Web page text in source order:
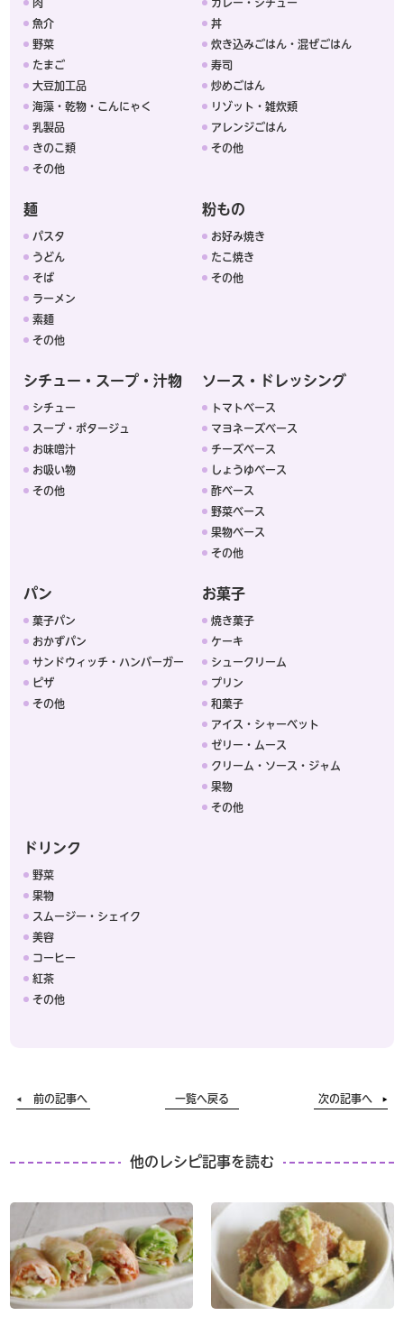
肉
魚介
野菜
たまご
大豆加工品
海藻・乾物・こんにゃく
乳製品
きのこ類
その他
カレー・シチュー
丼
炊き込みごはん・混ぜごはん
寿司
炒めごはん
リゾット・雑炊類
アレンジごはん
その他
麺
パスタ
うどん
そば
ラーメン
素麺
その他
粉もの
お好み焼き
たこ焼き
その他
シチュー・スープ・汁物
シチュー
スープ・ポタージュ
お味噌汁
お吸い物
その他
ソース・ドレッシング
トマトベース
マヨネーズベース
チーズベース
しょうゆベース
酢ベース
野菜ベース
果物ベース
その他
パン
菓子パン
おかずパン
サンドウィッチ・ハンバーガー
ピザ
その他
お菓子
焼き菓子
ケーキ
シュークリーム
プリン
和菓子
アイス・シャーベット
ゼリー・ムース
クリーム・ソース・ジャム
果物
その他
ドリンク
野菜
果物
スムージー・シェイク
美容
コーヒー
紅茶
その他
前の記事へ 一覧へ戻る 次の記事へ
他のレシピ記事を読む